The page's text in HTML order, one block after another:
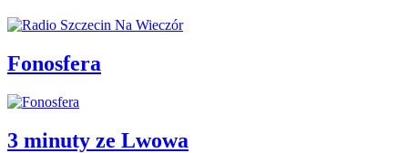
Fonosfera
3 minuty ze Lwowa